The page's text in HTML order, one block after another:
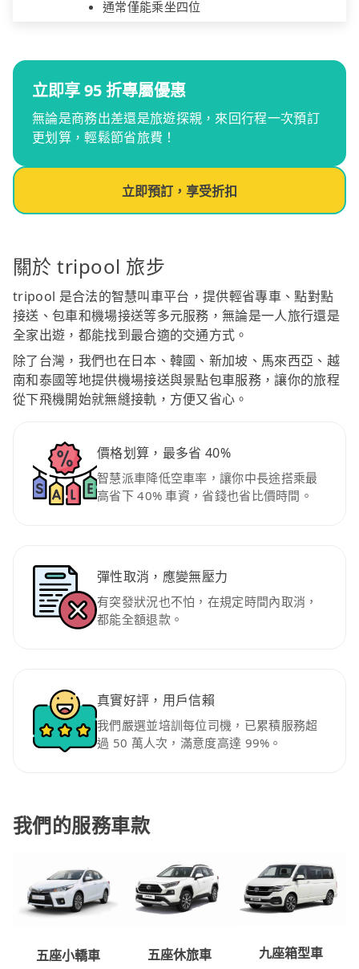
通常僅能乘坐四位
立即享 95 折專屬優惠
無論是商務出差還是旅遊探親，來回行程一次預訂
更划算，輕鬆節省旅費！
立即預訂，享受折扣
關於 tripool 旅步
tripool 是合法的智慧叫車平台，提供輕省專車、點對點
接送、包車和機場接送等多元服務，無論是一人旅行還是
全家出遊，都能找到最合適的交通方式。
除了台灣，我們也在日本、韓國、新加坡、馬來西亞、越
南和泰國等地提供機場接送與景點包車服務，讓你的旅程
從下飛機開始就無縫接軌，方便又省心。
價格划算，最多省 40%
智慧派車降低空車率，讓你中長途搭乘最
高省下 40% 車資，省錢也省比價時間。
彈性取消，應變無壓力
有突發狀況也不怕，在規定時間內取消，
都能全額退款。
真實好評，用戶信賴
我們嚴選並培訓每位司機，已累積服務超
過 50 萬人次，滿意度高達 99%。
我們的服務車款
五座小轎車 五座休旅車 九座箱型車